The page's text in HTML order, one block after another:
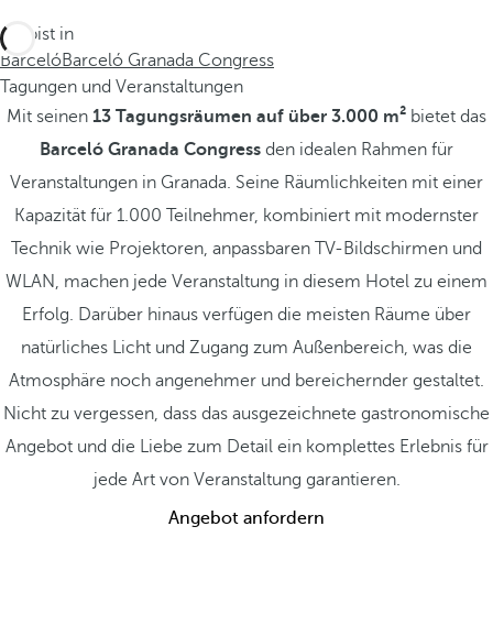
Du bist in
BarcelóBarceló Granada Congress
Tagungen und Veranstaltungen
Mit seinen 13 Tagungsräumen auf über 3.000 m² bietet das
Barceló Granada Congress den idealen Rahmen für
Veranstaltungen in Granada. Seine Räumlichkeiten mit einer
Kapazität für 1.000 Teilnehmer, kombiniert mit modernster
Technik wie Projektoren, anpassbaren TV-Bildschirmen und
WLAN, machen jede Veranstaltung in diesem Hotel zu einem
Erfolg. Darüber hinaus verfügen die meisten Räume über
natürliches Licht und Zugang zum Außenbereich, was die
Atmosphäre noch angenehmer und bereichernder gestaltet.
Nicht zu vergessen, dass das ausgezeichnete gastronomische
Angebot und die Liebe zum Detail ein komplettes Erlebnis für
jede Art von Veranstaltung garantieren.
Angebot anfordern